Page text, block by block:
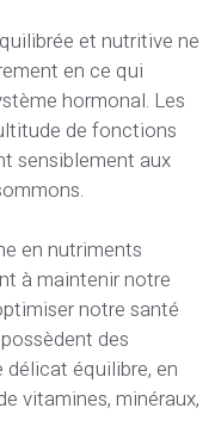
et nutritive ne
en ce qui
hormonal. Les
de fonctions
sensiblement aux
en nutriments
à maintenir notre
notre santé
des
équilibre, en
vitamines, minéraux,